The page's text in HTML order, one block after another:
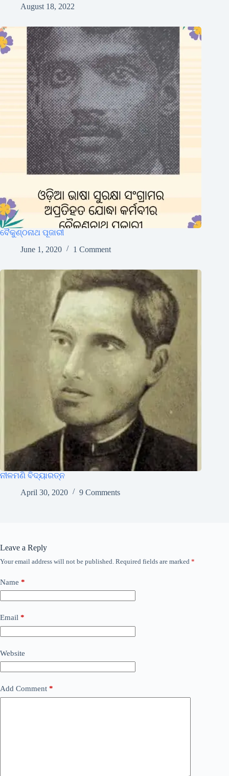
August 18, 2022
ବୈକୁଣ୍ଠନାଥ ପୂଜାରୀ
June 1, 2020
1 Comment
ନୀଳମଣି ବିଦ୍ୟାରତ୍ନ
April 30, 2020
9 Comments
Leave a Reply
Your email address will not be published. Required fields are marked *
Name *
Email *
Website
Add Comment *